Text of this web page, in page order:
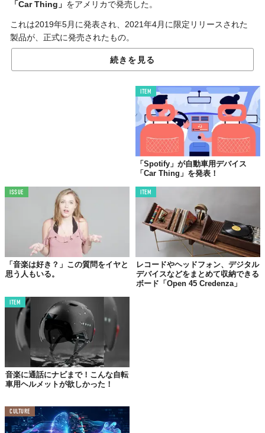
「Car Thing」 をアメリカで発売した。
これは2019年5月に発表され、2021年4月に限定リリースされた
製品が、正式に発売されたもの。
ダッシュボードや 通気口
なっており、Spotifyアプリをインストールしたデバイスと
Bluetooth接続すれば使えるようになる。簡単にいえば、車内で
Spotifyを簡単に操作できるようにするリモコンだ。
音声コマンドによる操作 も可能で、「Hey, Spotify」
と話しかけるこで音楽の再生や一時停止ができるのだとか。
現在はアメリカのみの販売で、ほかの国や地域での展開は未定。
──そう感じる人も少なくないはず
TABI LABO
続きを見る
ITEM
「Spotify」が自動車用デバイス
「Car Thing」を発表！
ISSUE
「音楽は好き？」この質問をイヤと
思う人もいる。
ITEM
レコードやヘッドフォン、デジタル
デバイスなどをまとめて収納できる
ボード「Open 45 Credenza」
ITEM
音楽に通話にナビまで！こんな自転
車用ヘルメットが欲しかった！
CULTURE